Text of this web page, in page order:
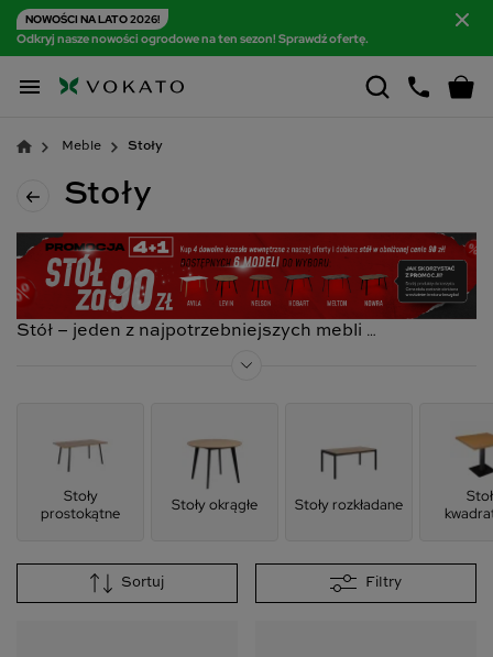
NOWOŚCI NA LATO 2026!
Odkryj nasze nowości ogrodowe na ten sezon! Sprawdź ofertę.

Meble Stoły
Stoły
Stół – jeden z najpotrzebniejszych mebli
niezastąpionym elementem wyposażenia każdego domu. Przy
stole siadasz, aby zjeść posiłek wspólnie z bliskimi i porozmawiać
z rodziną lub przyjaciółmi. W małych wnętrzach zmienia się on w
przestrzeń do pracy, nauki, hobby oraz relaksu. Bez względu na
pamiętaj, że stołu nie może w niej zabraknąć.
Stoły
prostokątne
Stoły okrągłe Stoły rozkładane
Sortuj Filtry